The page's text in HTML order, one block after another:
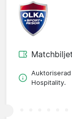
Hospitality.